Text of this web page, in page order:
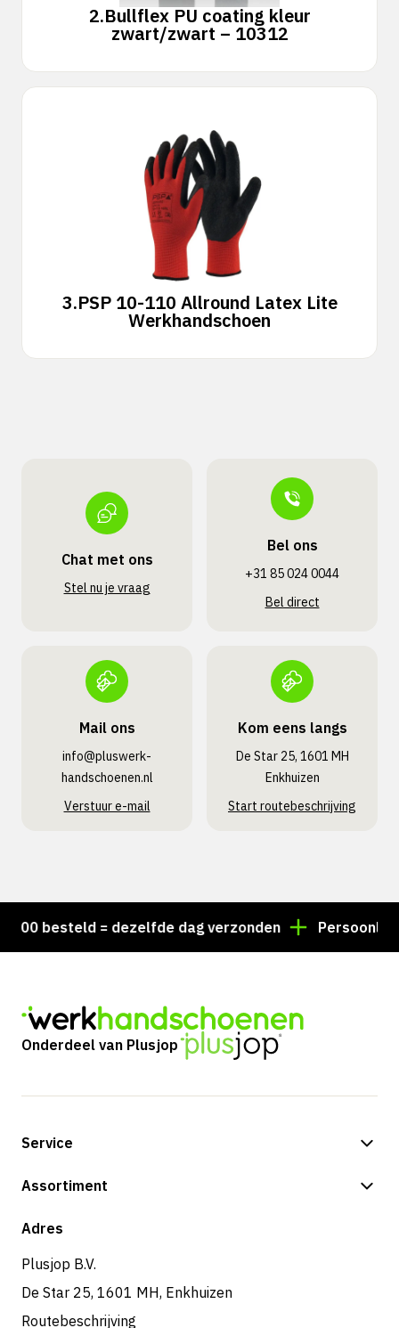
2.Bullflex PU coating kleur
zwart/zwart – 10312
3.PSP 10-110 Allround Latex Lite
Werkhandschoen
Chat met ons
Stel nu je vraag
Bel ons
+31 85 024 0044
Bel direct
Mail ons
info@pluswerk­
handschoenen.nl
Verstuur e-mail
Kom eens langs
De Star 25, 1601 MH
Enkhuizen
Start routebeschrijving
besteld = dezelfde dag verzonden Persoonlijk
Onderdeel van Plusjop
Service
Betalingsmogelijkheden
Retouren & service
Assortiment
Shop
Adres
Plusjop B.V.
De Star 25, 1601 MH, Enkhuizen
Routebeschrijving